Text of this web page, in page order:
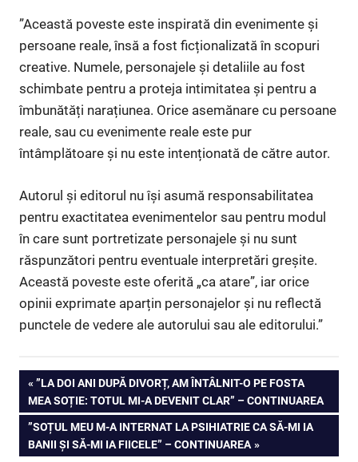
”Această poveste este inspirată din evenimente și
persoane reale, însă a fost ficționalizată în scopuri
creative. Numele, personajele și detaliile au fost
schimbate pentru a proteja intimitatea și pentru a
îmbunătăți narațiunea. Orice asemănare cu persoane
reale, sau cu evenimente reale este pur
întâmplătoare și nu este intenționată de către autor.
Autorul și editorul nu își asumă responsabilitatea
pentru exactitatea evenimentelor sau pentru modul
în care sunt portretizate personajele și nu sunt
răspunzători pentru eventuale interpretări greșite.
Această poveste este oferită „ca atare”, iar orice
opinii exprimate aparțin personajelor și nu reflectă
punctele de vedere ale autorului sau ale editorului.”
Navigare
în
articole
PREVIOUS
POST:
”LA DOI ANI DUPĂ DIVORȚ, AM ÎNTÂLNIT-O PE FOSTA
MEA SOȚIE: TOTUL MI-A DEVENIT CLAR” – CONTINUAREA
NEXT
POST:
”SOȚUL MEU M-A INTERNAT LA PSIHIATRIE CA SĂ-MI IA
BANII ȘI SĂ-MI IA FIICELE” – CONTINUAREA